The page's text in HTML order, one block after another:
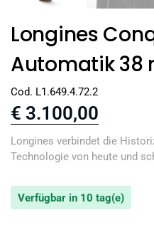
Longines
Automatik 38
Cod. L1.649.4.72.2
€ 3.100,00
Longines verbindet die
Technologie von heute und
Verfügbar in 10 tag(e)